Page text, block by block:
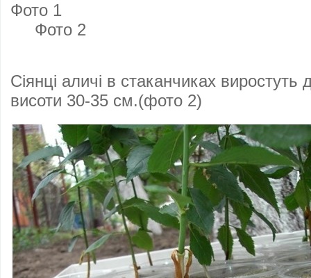
Фото 2
Сіянці аличі в стаканчиках
висоти 30-35 см.(фото 2)